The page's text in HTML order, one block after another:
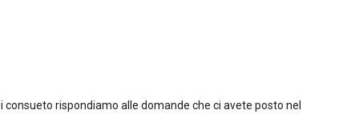
rispondiamo alle domande che ci avete posto nel